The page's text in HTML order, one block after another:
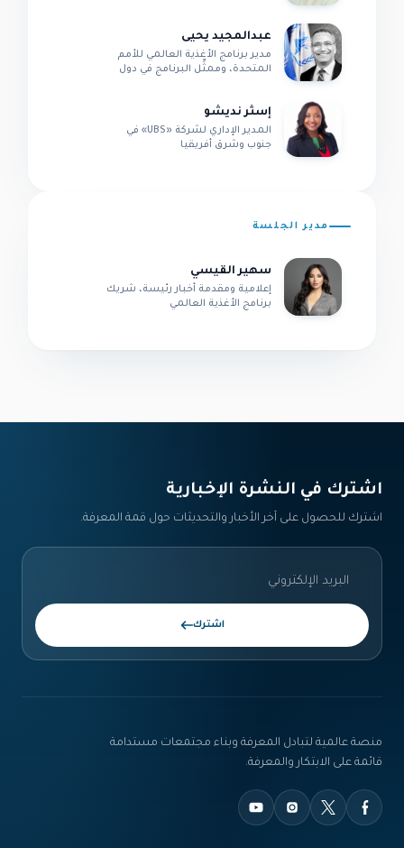
عبدالمجيد يحيى
مدير برنامج الأغذية العالمي للأمم
المتحدة، وممثِّل البرنامج في دول
إسثر نديشو
المدير الإداري لشركة «UBS» في
جنوب وشرق أفريقيا
مدير الجلسة
سهير القيسي
إعلامية ومقدمة أخبار رئيسة، شريك
برنامج الأغذية العالمي
اشترك في النشرة الإخبارية‎
اشترك للحصول على آخر الأخبار والتحديثات حول قمة المعرفة.
اشترك
منصة عالمية لتبادل المعرفة وبناء مجتمعات مستدامة
قائمة على الابتكار والمعرفة.